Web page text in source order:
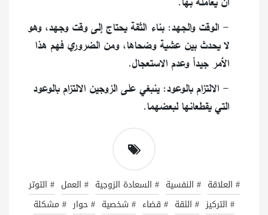
- الوقت والجهد: بناء الثقة يحتاج إلى وقت وجهد، وهو
لا يحدث بين عشية وضحاها، ومن الضروري فهم هذا
الأمر جيداً وعدم الاستعجال.
- الالتزام بالوعود: ينبغي على الزوجين الالتزام بالوعود
التي يقطعانها لبعضهما.
# العلاقة # النفسية # السعادة الزوجية # العمل # التوتر
# التركيز # الثقة # قضاء # شخصية # حوار # مشكلة